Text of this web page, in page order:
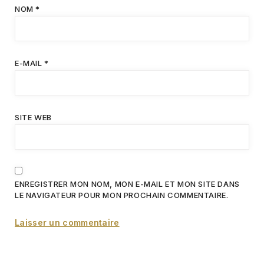
NOM*
E-MAIL*
SITE WEB
ENREGISTRER MON NOM, MON E-MAIL ET MON SITE DANS
LE NAVIGATEUR POUR MON PROCHAIN COMMENTAIRE.